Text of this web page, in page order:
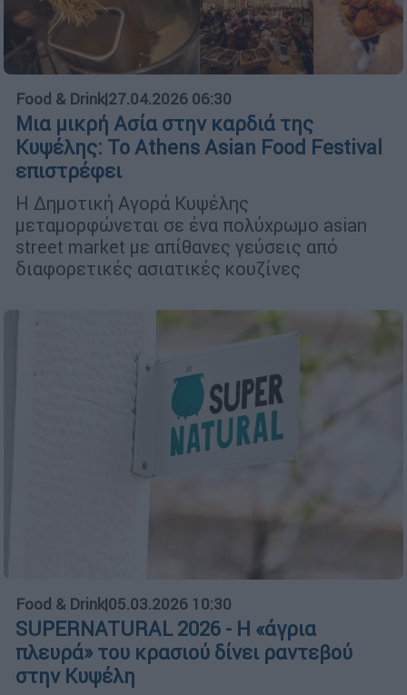
Food & Drink|27.04.2026 06:30
Μια μικρή Ασία στην καρδιά της
Κυψέλης: Το Athens Asian Food Festival
επιστρέφει
Η Δημοτική Αγορά Κυψέλης
μεταμορφώνεται σε ένα πολύχρωμο asian
street market με απίθανες γεύσεις από
διαφορετικές ασιατικές κουζίνες
Food & Drink|05.03.2026 10:30
SUPERNATURAL 2026 - Η «άγρια
πλευρά» του κρασιού δίνει ραντεβού
στην Κυψέλη